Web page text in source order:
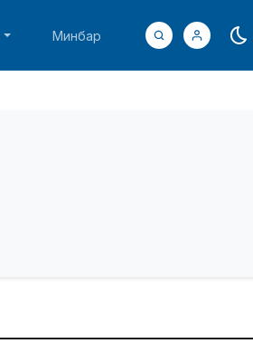
Минбар